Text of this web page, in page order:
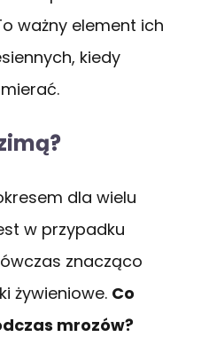
ważny element ich
kiedy
dla wielu
w przypadku
znacząco
żywieniowe. Co
mrozów?